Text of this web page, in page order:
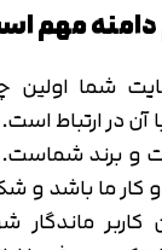
دامنه مهم
شما اولین
در ارتباط
برند شماست.
ما باشد و
ماندگار